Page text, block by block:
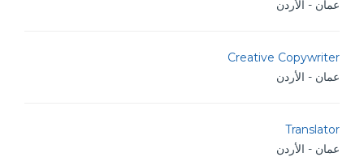
عمان - الأردن
Creative Copywriter
عمان - الأردن
Translator
عمان - الأردن